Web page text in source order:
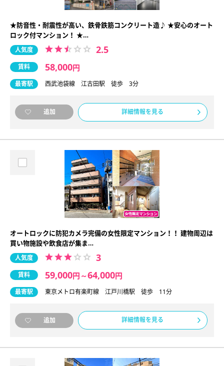
★防音性・耐震性が高い、鉄骨鉄筋コンクリート造♪ ★安心のオート
ロック付マンション！ ★…
人気度 2.5
賃料 58,000円
最寄駅 西武池袋線 江古田駅 徒歩 3分
追加 詳細情報を見る
オートロックに防犯カメラ完備の女性限定マンション！！ 建物周辺は
買い物施設や飲食店が集ま…
人気度 3
賃料 59,000円 ～64,000円
最寄駅 東京メトロ有楽町線 江戸川橋駅 徒歩 11分
追加 詳細情報を見る